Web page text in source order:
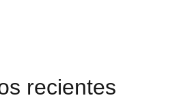
recientes